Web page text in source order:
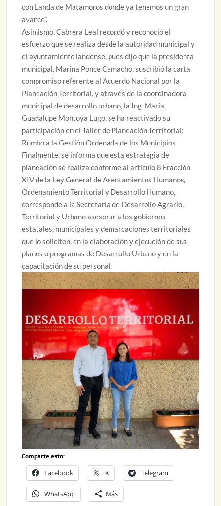
con Landa de Matamoros donde ya tenemos un gran
avance”.
Asimismo, Cabrera Leal recordó y reconoció el
esfuerzo que se realiza desde la autoridad municipal y
el ayuntamiento landense, pues dijo que la presidenta
municipal, Marina Ponce Camacho, suscribió la carta
compromiso referente al Acuerdo Nacional por la
Planeación Territorial, y através de la coordinadora
municipal de desarrollo urbano, la Ing. María
Guadalupe Montoya Lugo, se ha reactivado su
participación en el Taller de Planeación Territorial:
Rumbo a la Gestión Ordenada de los Municipios.
Finalmente, se informa que esta estrategia de
planeación se realiza conforme al artículo 8 Fracción
XIV de la Ley General de Asentamientos Humanos,
Ordenamiento Territorial y Desarrollo Humano,
corresponde a la Secretaría de Desarrollo Agrario,
Territorial y Urbano asesorar a los gobiernos
estatales, municipales y demarcaciones territoriales
que lo soliciten, en la elaboración y ejecución de sus
planes o programas de Desarrollo Urbano y en la
capacitación de su personal.
Comparte esto:
Facebook X Telegram
WhatsApp Más